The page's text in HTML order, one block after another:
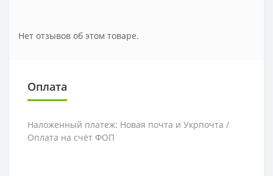
Нет отзывов об этом товаре.
Оплата
Наложенный платеж: Новая почта и Укрпочта /
Оплата на счёт ФОП